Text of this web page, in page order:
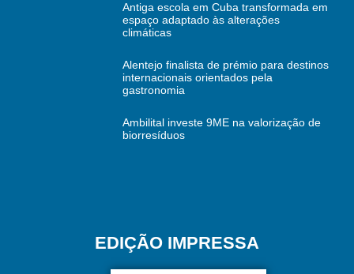
Antiga escola em Cuba transformada em
espaço adaptado às alterações
climáticas
Alentejo finalista de prémio para destinos
internacionais orientados pela
gastronomia
Ambilital investe 9ME na valorização de
biorresíduos
EDIÇÃO IMPRESSA